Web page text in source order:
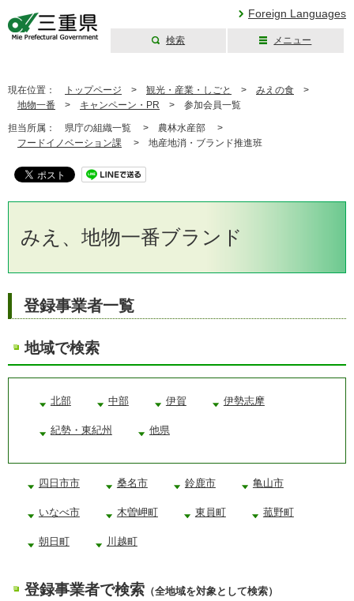
Foreign Languages
検索 メニュー
現在位置： トップページ > 観光・産業・しごと > みえの食 >
地物一番 > キャンペーン・PR > 参加会員一覧
担当所属： 県庁の組織一覧 > 農林水産部 >
フードイノベーション課 > 地産地消・ブランド推進班
みえ、地物一番ブランド
登録事業者一覧
地域で検索
北部 中部 伊賀 伊勢志摩
紀勢・東紀州 他県
四日市市 桑名市 鈴鹿市 亀山市
いなべ市 木曽岬町 東員町 菰野町
朝日町 川越町
登録事業者で検索 （全地域を対象として検索）